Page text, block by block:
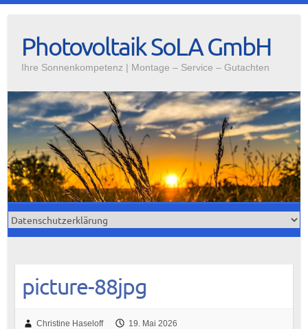
Photovoltaik SoLA GmbH
Ihre Sonnenkompetenz | Montage – Service – Gutachten
picture-88jpg
Christine Haseloff 19. Mai 2026